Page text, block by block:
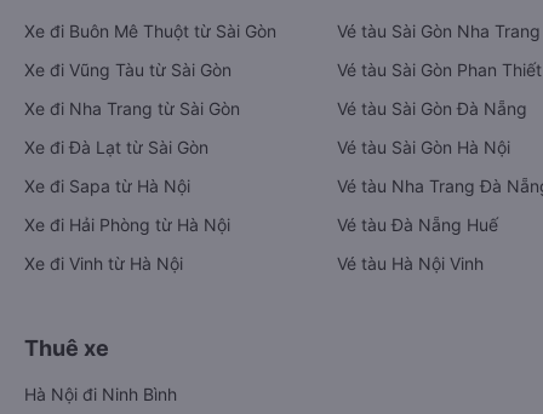
Xe đi Buôn Mê Thuột từ Sài Gòn
Xe đi Vũng Tàu từ Sài Gòn
Xe đi Nha Trang từ Sài Gòn
Xe đi Đà Lạt từ Sài Gòn
Xe đi Sapa từ Hà Nội
Xe đi Hải Phòng từ Hà Nội
Xe đi Vinh từ Hà Nội
Vé tàu Sài Gòn Nha Trang
Vé tàu Sài Gòn Phan Thiết
Vé tàu Sài Gòn Đà Nẵng
Vé tàu Sài Gòn Hà Nội
Vé tàu Nha Trang Đà
Vé tàu Đà Nẵng Huế
Vé tàu Hà Nội Vinh
Thuê xe
Hà Nội đi Ninh Bình